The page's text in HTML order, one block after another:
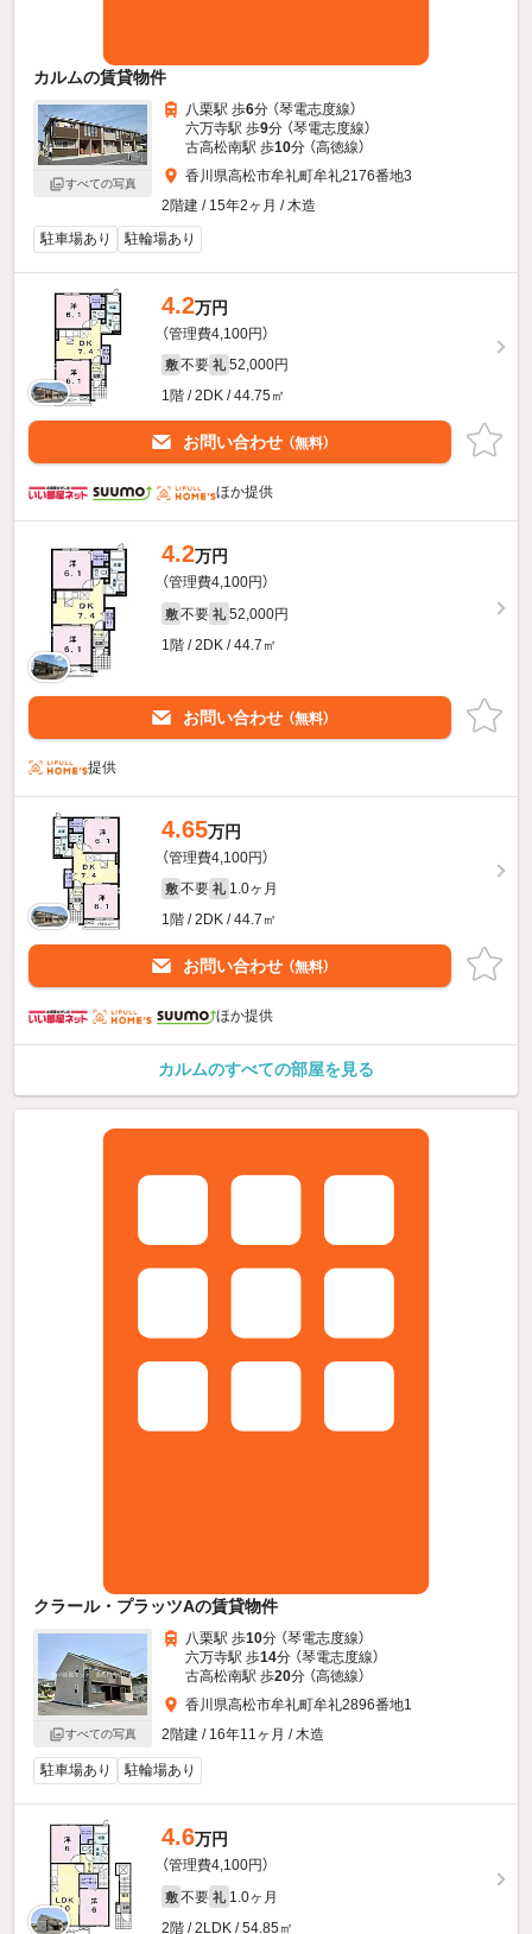
カルムの賃貸物件
すべての写真
八栗駅 歩6分 （琴電志度線）
六万寺駅 歩9分 （琴電志度線）
古高松南駅 歩10分 （高徳線）
香川県高松市牟礼町牟礼2176番地3
2階建 / 15年2ヶ月 / 木造
駐車場あり
駐輪場あり
4.2万円
（管理費4,100円）
敷 不要 礼 52,000円
1階 / 2DK / 44.75㎡
お問い合わせ （無料）
ほか提供
4.2万円
（管理費4,100円）
敷 不要 礼 52,000円
1階 / 2DK / 44.7㎡
お問い合わせ （無料）
提供
4.65万円
（管理費4,100円）
敷 不要 礼 1.0ヶ月
1階 / 2DK / 44.7㎡
お問い合わせ （無料）
ほか提供
カルムのすべての部屋を見る
クラール・プラッツAの賃貸物件
すべての写真
八栗駅 歩10分 （琴電志度線）
六万寺駅 歩14分 （琴電志度線）
古高松南駅 歩20分 （高徳線）
香川県高松市牟礼町牟礼2896番地1
2階建 / 16年11ヶ月 / 木造
駐車場あり 駐輪場あり
4.6万円
（管理費4,100円）
敷 不要 礼 1.0ヶ月
2階 / 2LDK / 54.85㎡